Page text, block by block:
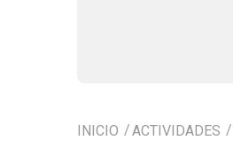
INICIO ACTIVIDADES